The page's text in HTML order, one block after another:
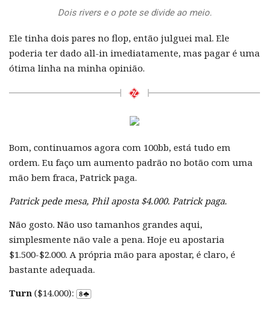
Dois rivers e o pote se divide ao meio.
Ele tinha dois pares no flop, então julguei mal. Ele
poderia ter dado all-in imediatamente, mas pagar é uma
ótima linha na minha opinião.
Bom, continuamos agora com 100bb, está tudo em
ordem. Eu faço um aumento padrão no botão com uma
mão bem fraca, Patrick paga.
Patrick pede mesa, Phil aposta $4.000. Patrick paga.
Não gosto. Não uso tamanhos grandes aqui,
simplesmente não vale a pena. Hoje eu apostaria
$1.500-$2.000. A própria mão para apostar, é claro, é
bastante adequada.
Turn ($14.000):